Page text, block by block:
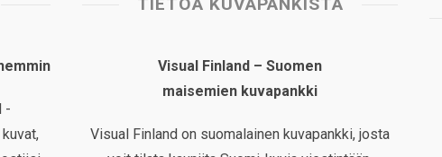
-
Visual Finland – Suomen
maisemien kuvapankki
Visual Finland on suomalainen kuvapankki, josta